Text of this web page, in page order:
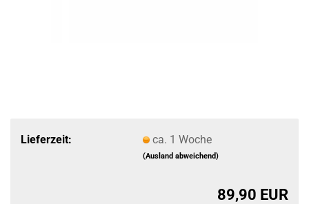
Lieferzeit: ca. 1 Woche
(Ausland abweichend)
89,90 EUR